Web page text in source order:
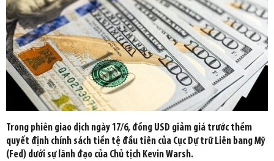
Trong phiên giao dịch ngày 17/6, đồng USD giảm giá trước thềm
quyết định chính sách tiền tệ đầu tiên của Cục Dự trữ Liên bang Mỹ
(Fed) dưới sự lãnh đạo của Chủ tịch Kevin Warsh.